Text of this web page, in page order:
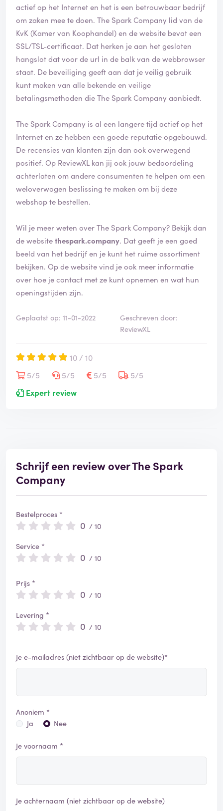
actief op het Internet en het is een betrouwbaar bedrijf
om zaken mee te doen. The Spark Company lid van de
KvK (Kamer van Koophandel) en de website bevat een
SSL/TSL-certificaat. Dat herken je aan het gesloten
hangslot dat voor de url in de balk van de webbrowser
staat. De beveiliging geeft aan dat je veilig gebruik
kunt maken van alle bekende en veilige
betalingsmethoden die The Spark Company aanbiedt.
The Spark Company is al een langere tijd actief op het
Internet en ze hebben een goede reputatie opgebouwd.
De recensies van klanten zijn dan ook overwegend
positief. Op ReviewXL kan jij ook jouw bedoordeling
achterlaten om andere consumenten te helpen om een
weloverwogen beslissing te maken om bij deze
webshop te bestellen.
Wil je meer weten over The Spark Company? Bekijk dan
de websitethespark.company. Dat geeft je een goed
beeld van het bedrijf en je kunt het ruime assortiment
bekijken. Op de website vind je ook meer informatie
over hoe je contact met ze kunt opnemen en wat hun
openingstijden zijn.
Geplaatst op: 11-01-2022
Geschreven door:
ReviewXL
10 / 10
5/5
5/5 5/5
5/5
Expert review
Schrijf een review over The Spark
Company
Bestelproces *
0 / 10
Service *
0 / 10
Prijs *
0 / 10
Levering *
0 / 10
Je e-mailadres (niet zichtbaar op de website)*
Anoniem *
Ja
Nee
Je voornaam *
Je achternaam (niet zichtbaar op de website)